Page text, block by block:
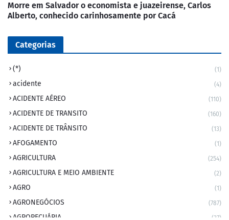
Morre em Salvador o economista e juazeirense, Carlos
Alberto, conhecido carinhosamente por Cacá
Categorias
(*) (1)
acidente (4)
ACIDENTE AÉREO (110)
ACIDENTE DE TRANSITO (160)
ACIDENTE DE TRÂNSITO (13)
AFOGAMENTO (1)
AGRICULTURA (254)
AGRICULTURA E MEIO AMBIENTE (2)
AGRO (1)
AGRONEGÓCIOS (787)
AGROPECUÁRIA (37)